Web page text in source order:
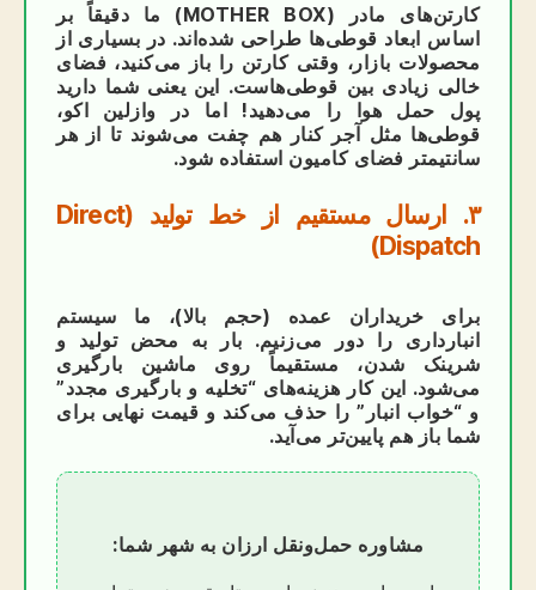
کارتن‌های مادر (MOTHER BOX) ما دقیقاً بر
اساس ابعاد قوطی‌ها طراحی شده‌اند. در بسیاری از
محصولات بازار، وقتی کارتن را باز می‌کنید، فضای
خالی زیادی بین قوطی‌هاست. این یعنی شما دارید
پول حمل هوا را می‌دهید! اما در وازلین اکو،
قوطی‌ها مثل آجر کنار هم چفت می‌شوند تا از هر
سانتیمتر فضای کامیون استفاده شود.
۳. ارسال مستقیم از خط تولید (Direct
Dispatch)
برای خریداران عمده (حجم بالا)، ما سیستم
انبارداری را دور می‌زنیم. بار به محض تولید و
شرینک شدن، مستقیماً روی ماشین بارگیری
می‌شود. این کار هزینه‌های “تخلیه و بارگیری مجدد”
و “خواب انبار” را حذف می‌کند و قیمت نهایی برای
شما باز هم پایین‌تر می‌آید.
مشاوره حمل‌ونقل ارزان به شهر شما: